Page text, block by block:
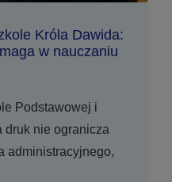
Króla Dawida:
w nauczaniu
Podstawowej i
druk nie ogranicza
administracyjnego,